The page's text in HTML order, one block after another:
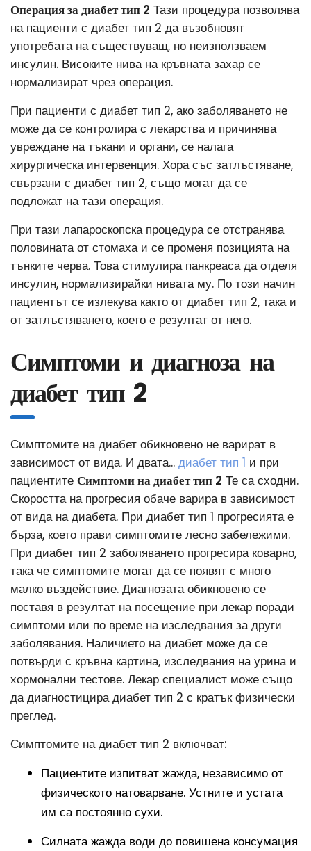
Операция за диабет тип 2 Тази процедура позволява
на пациенти с диабет тип 2 да възобновят
употребата на съществуващ, но неизползваем
инсулин. Високите нива на кръвната захар се
нормализират чрез операция.
При пациенти с диабет тип 2, ако заболяването не
може да се контролира с лекарства и причинява
увреждане на тъкани и органи, се налага
хирургическа интервенция. Хора със затлъстяване,
свързани с диабет тип 2, също могат да се
подложат на тази операция.
При тази лапароскопска процедура се отстранява
половината от стомаха и се променя позицията на
тънките черва. Това стимулира панкреаса да отделя
инсулин, нормализирайки нивата му. По този начин
пациентът се излекува както от диабет тип 2, така и
от затлъстяването, което е резултат от него.
Симптоми и диагноза на
диабет тип 2
Симптомите на диабет обикновено не варират в
зависимост от вида. И двата... диабет тип 1 и при
пациентите Симптоми на диабет тип 2 Те са сходни.
Скоростта на прогресия обаче варира в зависимост
от вида на диабета. При диабет тип 1 прогресията е
бърза, което прави симптомите лесно забележими.
При диабет тип 2 заболяването прогресира коварно,
така че симптомите могат да се появят с много
малко въздействие. Диагнозата обикновено се
поставя в резултат на посещение при лекар поради
симптоми или по време на изследвания за други
заболявания. Наличието на диабет може да се
потвърди с кръвна картина, изследвания на урина и
хормонални тестове. Лекар специалист може също
да диагностицира диабет тип 2 с кратък физически
преглед.
Симптомите на диабет тип 2 включват:
Пациентите изпитват жажда, независимо от
физическото натоварване. Устните и устата
им са постоянно сухи.
Силната жажда води до повишена консумация